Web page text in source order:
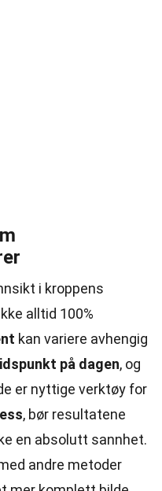
i kroppens
alltid 100%
kan variere avhengig
på dagen, og
er nyttige verktøy for
, bør resultatene
en absolutt sannhet.
andre metoder